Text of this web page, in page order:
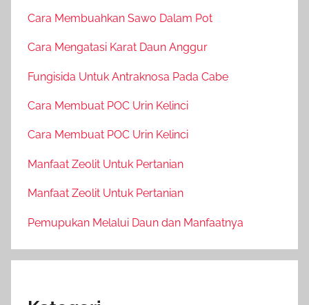
Cara Membuahkan Sawo Dalam Pot
Cara Mengatasi Karat Daun Anggur
Fungisida Untuk Antraknosa Pada Cabe
Cara Membuat POC Urin Kelinci
Cara Membuat POC Urin Kelinci
Manfaat Zeolit Untuk Pertanian
Manfaat Zeolit Untuk Pertanian
Pemupukan Melalui Daun dan Manfaatnya